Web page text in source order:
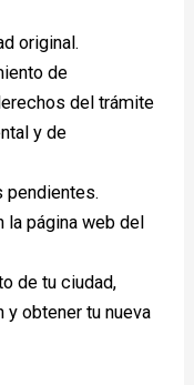
original.
de
del trámite
y de
pendientes.
la página web del
de tu ciudad,
obtener tu nueva